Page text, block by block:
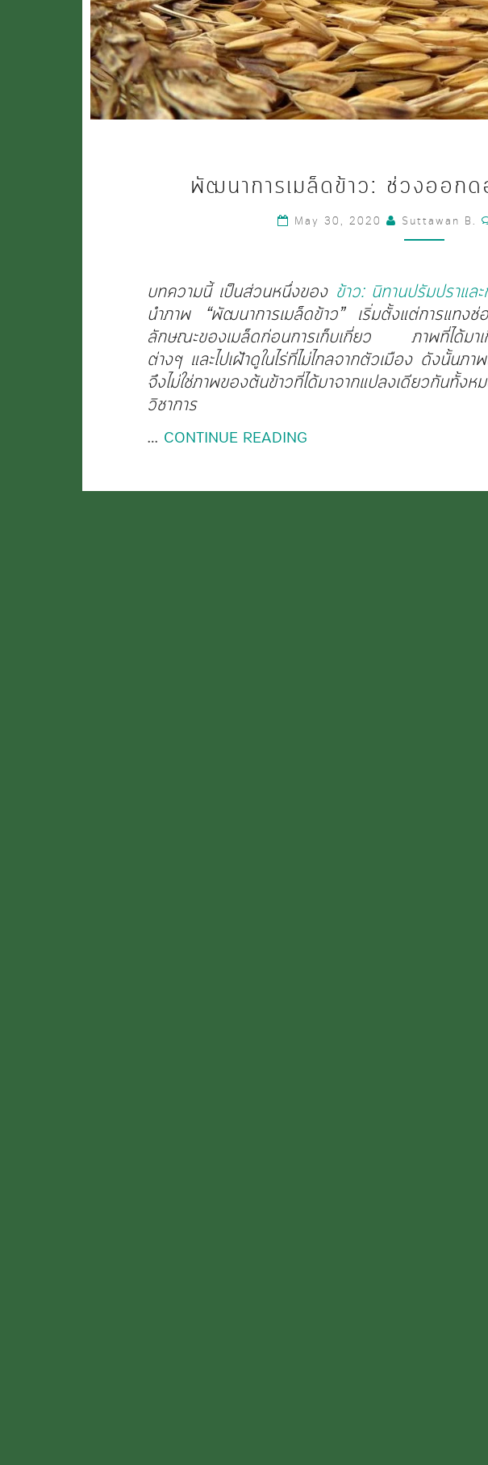
เมล็ด
ข้าว:
ช่วง
จนถึง
เมล็ด
สุก
พัฒนาการเมล็ดข้าว: ช่วงออก
May 30, 2020 Suttawan B.
บทความนี้ เป็นส่วนหนึ่งของ ข้าว: นิทานปรัมปราแล
นำภาพ “พัฒนาการเมล็ดข้าว” เริ่มตั้งแต่การแทง
ลักษณะของเมล็ดก่อนการเก็บเกี่ยว ภาพที่ได้มาเกิ
ต่างๆ และไปเฝ้าดูในไร่ที่ไม่ไกลจากตัวเมือง ดังนั้นภ
จึงไม่ใช่ภาพของต้นข้าวที่ได้มาจากแปลงเดียวกันทั้
วิชาการ
… CONTINUE READING